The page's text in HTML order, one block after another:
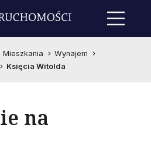
Mieszkania
Wynajem
Księcia Witolda
na